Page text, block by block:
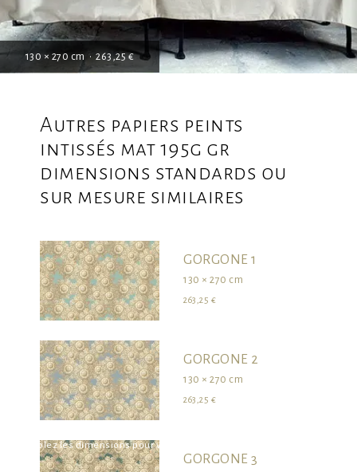
130 × 270 cm • 263,25 €
survolez les dimensions pour visualiser le produit dans son ensemble
Autres papiers peints
intissés mat 195g gr
dimensions standards ou
sur mesure similaires
GORGONE 1
130 × 270 cm
263,25 €
GORGONE 2
130 × 270 cm
263,25 €
GORGONE 3